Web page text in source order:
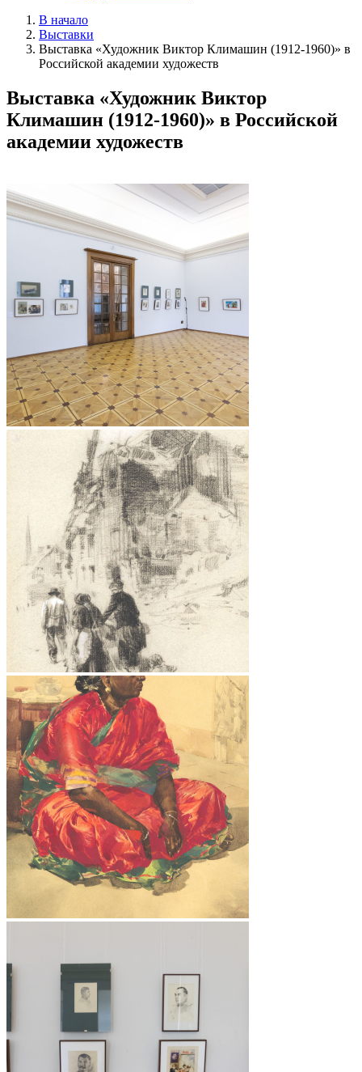
В начало
Выставки
Выставка «Художник Виктор Климашин (1912-1960)» в
Российской академии художеств
Выставка «Художник Виктор
Климашин (1912-1960)» в Российской
академии художеств